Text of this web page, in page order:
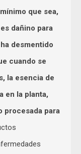
que sea,
dañino para
desmentido
cuando se
la esencia de
en la planta,
procesada para